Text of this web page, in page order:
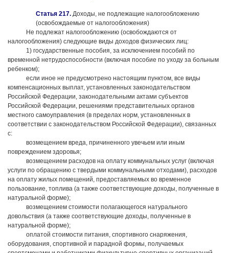
Статья 217. Доходы, не подлежащие налогообложению
(освобождаемые от налогообложения)
Не подлежат налогообложению (освобождаются от
налогообложения) следующие виды доходов физических лиц:
1) государственные пособия, за исключением пособий по
временной нетрудоспособности (включая пособие по уходу за больным
ребенком);
если иное не предусмотрено настоящим пунктом, все виды
компенсационных выплат, установленных законодательством
Российской Федерации, законодательными актами субъектов
Российской Федерации, решениями представительных органов
местного самоуправления (в пределах норм, установленных в
соответствии с законодательством Российской Федерации), связанных
с:
возмещением вреда, причиненного увечьем или иным
повреждением здоровья;
возмещением расходов на оплату коммунальных услуг (включая
услуги по обращению с твердыми коммунальными отходами), расходов
на оплату жилых помещений, предоставляемых во временное
пользование, топлива (а также соответствующие доходы, полученные в
натуральной форме);
возмещением стоимости полагающегося натурального
довольствия (а также соответствующие доходы, полученные в
натуральной форме);
оплатой стоимости питания, спортивного снаряжения,
оборудования, спортивной и парадной формы, получаемых